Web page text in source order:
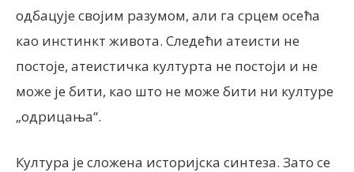
одбацује својим разумом, али га срцем осећа
као инстинкт живота. Следећи атеисти не
постоје, атеистичка културта не постоји и не
може је бити, као што не може бити ни културе
„одрицања“.
Култура је сложена историјска синтеза. Зато се